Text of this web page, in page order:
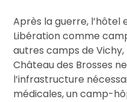
Après la guerre, l’hôtel
Libération comme
autres camps de
Château des Brosses
l’infrastructure
médicales, un camp-